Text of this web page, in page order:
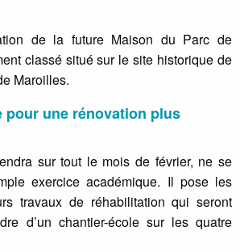
de la future Maison du Parc de
classé situé sur le site historique de
Maroilles.
pour une rénovation plus
sur tout le mois de février, ne se
exercice académique. Il pose les
travaux de réhabilitation qui seront
d’un chantier-école sur les quatre